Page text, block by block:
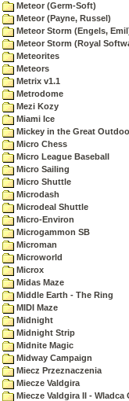
Meteor (Germ-Soft)
Meteor (Payne, Russel)
Meteor Storm (Engels,
Meteor Storm (Royal
Meteorites
Meteors
Metrix v1.1
Metrodome
Mezi Kozy
Miami Ice
Mickey in the Great
Micro Chess
Micro League Baseball
Micro Sailing
Micro Shuttle
Microdash
Microdeal Shuttle
Micro-Environ
Microgammon SB
Microman
Microworld
Microx
Midas Maze
Middle Earth - The Ring
MIDI Maze
Midnight
Midnight Strip
Midnite Magic
Midway Campaign
Miecz Przeznaczenia
Miecze Valdgira
Miecze Valdgira II - Wladca